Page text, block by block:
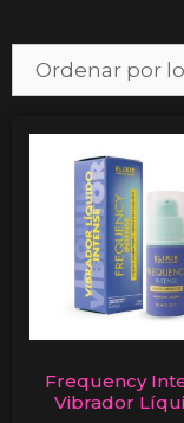
Frequency
Vibrador